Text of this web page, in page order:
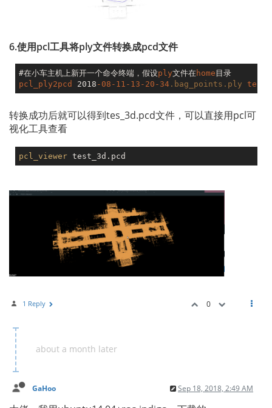
6.使用pcl工具将ply文件转换成pcd文件
#在小车主机上新开一个命令终端，假设ply文件在home
pcl_ply2pcd
2018 -08-11-13-20-34 .bag_points .ply
转换成功后就可以得到tes_3d.pcd文件，可以直接用pcl可
视化工具查看
pcl_viewer
1 Reply 0
about a month later
GaHoo Sep 18, 2018, 2:49 AM